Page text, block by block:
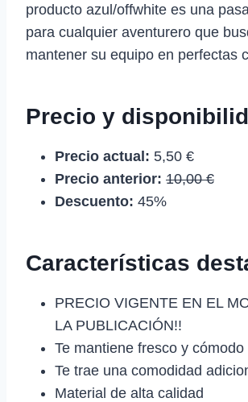
producto azul/offwhite es una
para cualquier aventurero que
mantener su equipo en perfectas
Precio y
Precio actual: 5,50 €
Precio anterior: 10,00 €
Descuento: 45%
Características
PRECIO VIGENTE EN EL
LA PUBLICACIÓN!!
Te mantiene fresco y cómodo
Te trae una comodidad
Material de alta calidad